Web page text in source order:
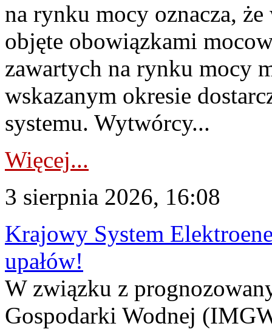
na rynku mocy oznacza,
objęte obowiązkami
zawartych na rynku mocy
wskazanym okresie
systemu. Wytwórcy...
Więcej...
3 sierpnia 2026, 16:08
Krajowy System
upałów!
W związku z
Gospodarki Wodnej